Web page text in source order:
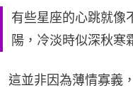
有些星座的心跳就像
陽，冷淡時似深秋寒
這並非因為薄情寡義